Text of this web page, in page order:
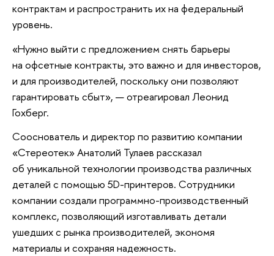
контрактам и распространить их на федеральный
уровень.
«Нужно выйти с предложением снять барьеры
на офсетные контракты, это важно и для инвесторов,
и для производителей, поскольку они позволяют
гарантировать сбыт», — отреагировал Леонид
Гохберг.
Сооснователь и директор по развитию компании
«Стереотек» Анатолий Тулаев рассказал
об уникальной технологии производства различных
деталей с помощью 5D-принтеров. Сотрудники
компании создали программно-производственный
комплекс, позволяющий изготавливать детали
ушедших с рынка производителей, экономя
материалы и сохраняя надежность.